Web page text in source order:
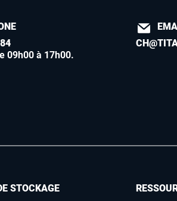
09h00 à 17h00.
STOCKAGE